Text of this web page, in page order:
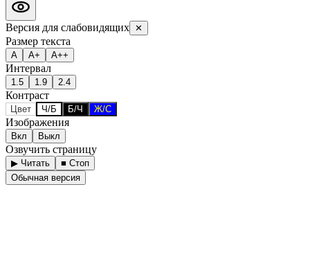
Версия для слабовидящих ✕
Размер текста
А А+ А++
Интервал
1.5 1.9 2.4
Контраст
Цвет Ч/Б Б/Ч Ж/С
Изображения
Вкл Выкл
Озвучить страницу
▶ Читать
■ Стоп
Обычная версия